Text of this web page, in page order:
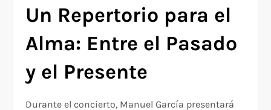
Un Repertorio para el
Alma: Entre el Pasado
y el Presente
Durante el concierto, Manuel García presentará